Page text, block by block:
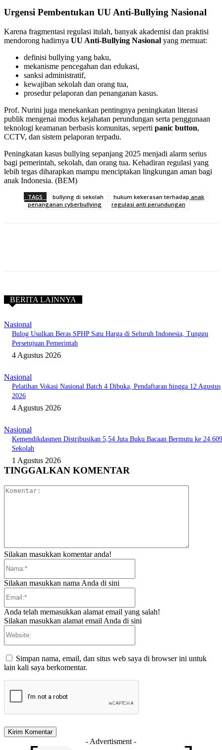
Urgensi Pembentukan UU Anti-Bullying Nasional
Karena fragmentasi regulasi itulah, banyak akademisi dan praktisi
mendorong hadirnya UU Anti-Bullying Nasional yang memuat:
definisi bullying yang baku,
mekanisme pencegahan dan edukasi,
sanksi administratif,
kewajiban sekolah dan orang tua,
prosedur pelaporan dan penanganan kasus.
Prof. Nurini juga menekankan pentingnya peningkatan literasi
publik mengenai modus kejahatan perundungan serta penggunaan
teknologi keamanan berbasis komunitas, seperti panic button,
CCTV, dan sistem pelaporan terpadu.
Peningkatan kasus bullying sepanjang 2025 menjadi alarm serius
bagi pemerintah, sekolah, dan orang tua. Kehadiran regulasi yang
lebih tegas diharapkan mampu menciptakan lingkungan aman bagi
anak Indonesia. (BEM)
TAGS bullying di sekolah
hukum kekerasan terhadap anak
penanganan cyberbullying
regulasi anti perundungan
BERITA LAINNYA
Nasional
Bulog Usulkan Beras SPHP Satu Harga di Seluruh Indonesia, Tunggu
Persetujuan Pemerintah
4 Agustus 2026
Nasional
Pelatihan Vokasi Nasional Batch 4 Dibuka, Pendaftaran hingga 12 Agustus
2026
4 Agustus 2026
Nasional
Kemendikdasmen Distribusikan 5,54 Juta Buku Bacaan Bermutu ke 24.609
Sekolah
1 Agustus 2026
TINGGALKAN KOMENTAR
Silakan masukkan komentar anda!
Silakan masukkan nama Anda di sini
Anda telah memasukkan alamat email yang salah!
Silakan masukkan alamat email Anda di sini
Simpan nama, email, dan situs web saya di browser ini untuk
lain kali saya berkomentar.
- Advertisment -